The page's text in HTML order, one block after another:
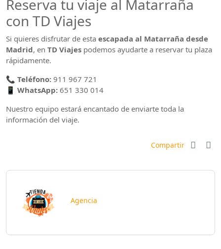
Reserva tu viaje al Matarraña
con TD Viajes
Si quieres disfrutar de esta escapada al Matarraña desde
Madrid, en TD Viajes podemos ayudarte a reservar tu plaza
rápidamente.
📞 Teléfono: 911 967 721
📱 WhatsApp: 651 330 014
Nuestro equipo estará encantado de enviarte toda la
información del viaje.
Compartir
Agencia